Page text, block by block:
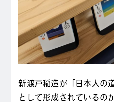
新渡戸稲造が「日本人の
として形成されているの